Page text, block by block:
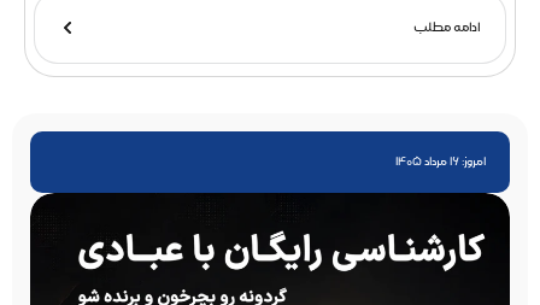
ادامه مطلب
امروز: 16 مرداد 1405